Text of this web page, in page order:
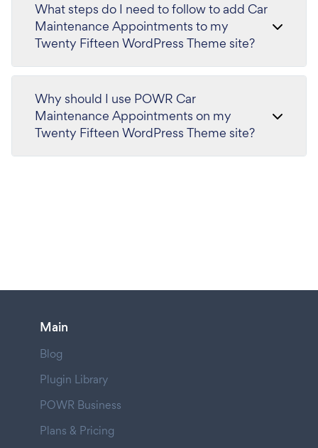
What steps do I need to follow to add Car
Maintenance Appointments to my
Twenty Fifteen WordPress Theme site?
Why should I use POWR Car
Maintenance Appointments on my
Twenty Fifteen WordPress Theme site?
Main
Blog
Plugin Library
POWR Business
Plans & Pricing